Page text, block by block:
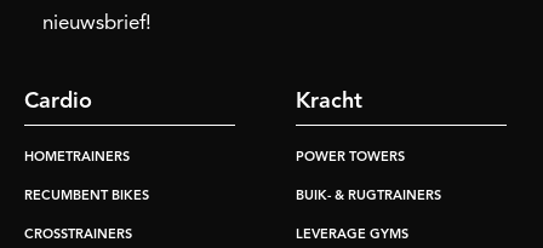
nieuwsbrief!
Cardio
HOMETRAINERS
RECUMBENT BIKES
CROSSTRAINERS
Kracht
POWER TOWERS
BUIK- & RUGTRAINERS
LEVERAGE GYMS